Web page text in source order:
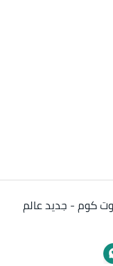
كوم - جديد عالم